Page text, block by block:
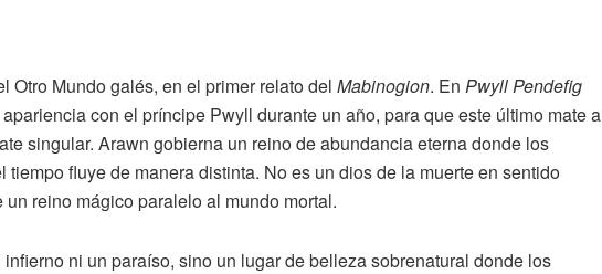
Otro Mundo galés, en el primer relato del Mabinogion. En Pwyll Pendefig
con el príncipe Pwyll durante un año, para que este último mate a
singular. Arawn gobierna un reino de abundancia eterna donde los
tiempo fluye de manera distinta. No es un dios de la muerte en sentido
reino mágico paralelo al mundo mortal.
ni un paraíso, sino un lugar de belleza sobrenatural donde los